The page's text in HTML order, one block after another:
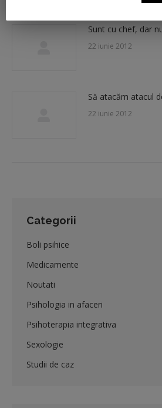
Sunt cu chef, dar
22 iunie 2012
Să atacăm atacul
22 iunie 2012
Categorii
Boli psihice
Medicamente
Noutati
Psihologia in afaceri
Psihoterapia integrativa
Sexologie
Studii de caz